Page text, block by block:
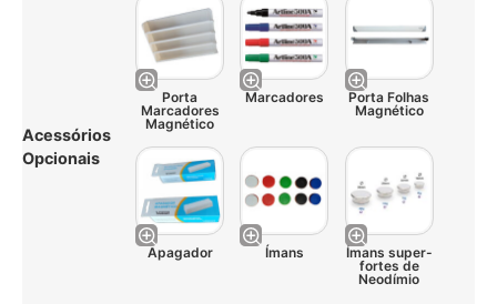
Acessórios
Opcionais
Porta
Marcadores
Magnético
Marcadores
Porta Folhas
Magnético
Apagador Ímans
Ímans super-
fortes de
Neodímio